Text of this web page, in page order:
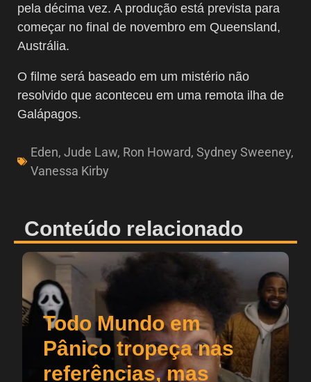
pela décima vez. A produção está prevista para
começar no final de novembro em Queensland,
Austrália.
O filme será baseado em um mistério não
resolvido que aconteceu em uma remota ilha de
Galápagos.
Eden, Jude Law, Ron Howard, Sydney Sweeney,
Vanessa Kirby
Conteúdo relacionado
Todo Mundo em
Pânico tropeça nas
referências, mas